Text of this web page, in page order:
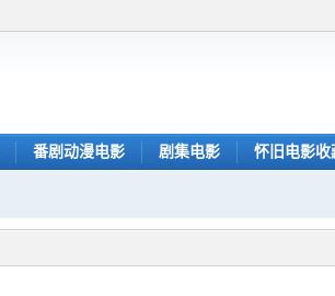
番剧动漫电影 剧集电影 怀旧电影收